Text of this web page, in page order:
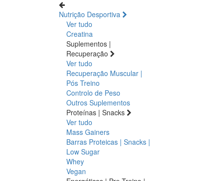
Nutrição Desportiva
Ver tudo
Creatina
Suplementos |
Recuperação
Ver tudo
Recuperação Muscular |
Pós Treino
Controlo de Peso
Outros Suplementos
Proteínas | Snacks
Ver tudo
Mass Gainers
Barras Proteicas | Snacks |
Low Sugar
Whey
Vegan